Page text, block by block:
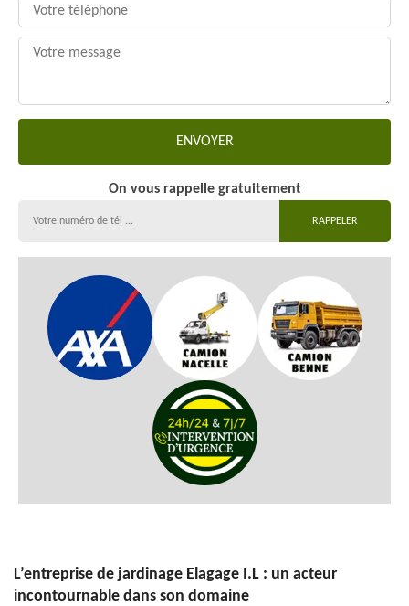
On vous rappelle gratuitement
L’entreprise de jardinage Elagage I.L : un acteur
incontournable dans son domaine